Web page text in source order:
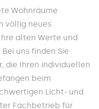
Wohnräume
völlig neues
alten Werte und
uns finden Sie
die Ihren individuellen
beim
Licht- und
Fachbetrieb für